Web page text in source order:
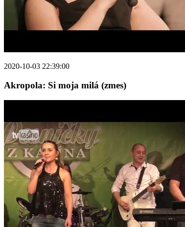
2020-10-03 22:39:00
Akropola: Si moja milá (zmes)